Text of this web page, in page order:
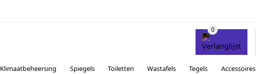
Klimaatbeheersing Spiegels Toiletten Wastafels Tegels Accessoires